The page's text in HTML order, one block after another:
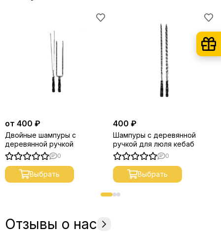
от 400 ₽
Двойные шампуры с
деревянной ручкой
0
Выбрать
400 ₽
Шампуры с деревянной
ручкой для люля кебаб
0
Выбрать
Отзывы о нас